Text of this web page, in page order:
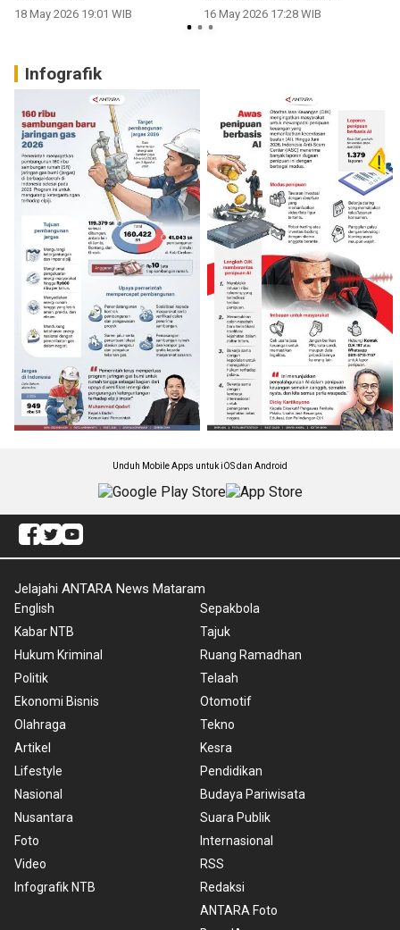
18 May 2026 19:01 WIB
sampah
16 May 2026 17:28 WIB
Infografik
Unduh Mobile Apps untuk iOS dan Android
Jelajahi ANTARA News Mataram
English
Kabar NTB
Hukum Kriminal
Politik
Ekonomi Bisnis
Olahraga
Artikel
Lifestyle
Nasional
Nusantara
Foto
Video
Infografik NTB
Sepakbola
Tajuk
Ruang Ramadhan
Telaah
Otomotif
Tekno
Kesra
Pendidikan
Budaya Pariwisata
Suara Publik
Internasional
RSS
Redaksi
ANTARA Foto